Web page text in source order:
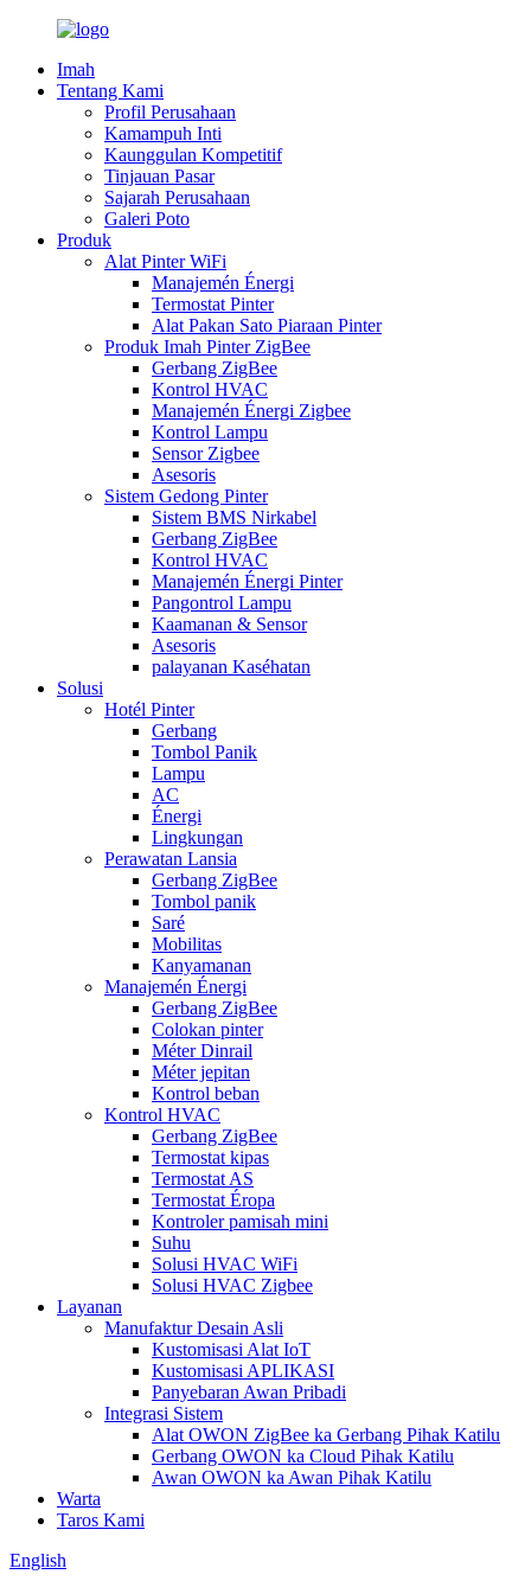
Imah
Tentang Kami
Profil Perusahaan
Kamampuh Inti
Kaunggulan Kompetitif
Tinjauan Pasar
Sajarah Perusahaan
Galeri Poto
Produk
Alat Pinter WiFi
Manajemén Énergi
Termostat Pinter
Alat Pakan Sato Piaraan Pinter
Produk Imah Pinter ZigBee
Gerbang ZigBee
Kontrol HVAC
Manajemén Énergi Zigbee
Kontrol Lampu
Sensor Zigbee
Asesoris
Sistem Gedong Pinter
Sistem BMS Nirkabel
Gerbang ZigBee
Kontrol HVAC
Manajemén Énergi Pinter
Pangontrol Lampu
Kaamanan & Sensor
Asesoris
palayanan Kaséhatan
Solusi
Hotél Pinter
Gerbang
Tombol Panik
Lampu
AC
Énergi
Lingkungan
Perawatan Lansia
Gerbang ZigBee
Tombol panik
Saré
Mobilitas
Kanyamanan
Manajemén Énergi
Gerbang ZigBee
Colokan pinter
Méter Dinrail
Méter jepitan
Kontrol beban
Kontrol HVAC
Gerbang ZigBee
Termostat kipas
Termostat AS
Termostat Éropa
Kontroler pamisah mini
Suhu
Solusi HVAC WiFi
Solusi HVAC Zigbee
Layanan
Manufaktur Desain Asli
Kustomisasi Alat IoT
Kustomisasi APLIKASI
Panyebaran Awan Pribadi
Integrasi Sistem
Alat OWON ZigBee ka Gerbang Pihak Katilu
Gerbang OWON ka Cloud Pihak Katilu
Awan OWON ka Awan Pihak Katilu
Warta
Taros Kami
English